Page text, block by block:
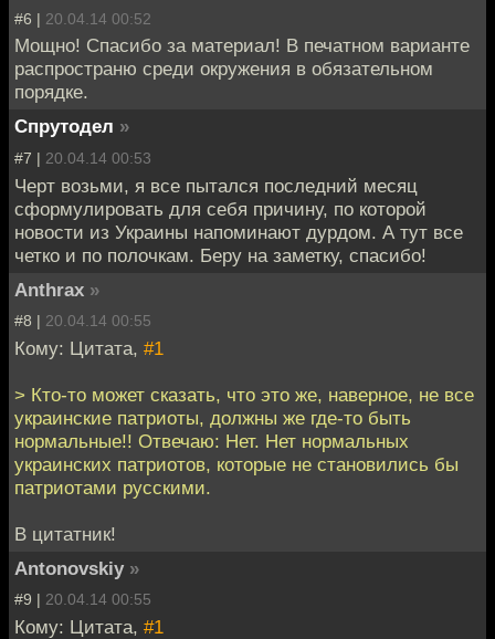
#6 | 20.04.14 00:52
Мощно! Спасибо за материал! В печатном варианте
распространю среди окружения в обязательном
порядке.
Спрутодел »
#7 | 20.04.14 00:53
Черт возьми, я все пытался последний месяц
сформулировать для себя причину, по которой
новости из Украины напоминают дурдом. А тут все
четко и по полочкам. Беру на заметку, спасибо!
Anthrax »
#8 | 20.04.14 00:55
Кому: Цитата, #1
> Кто-то может сказать, что это же, наверное, не все
украинские патриоты, должны же где-то быть
нормальные!! Отвечаю: Нет. Нет нормальных
украинских патриотов, которые не становились бы
патриотами русскими.
В цитатник!
Antonovskiy »
#9 | 20.04.14 00:55
Кому: Цитата, #1